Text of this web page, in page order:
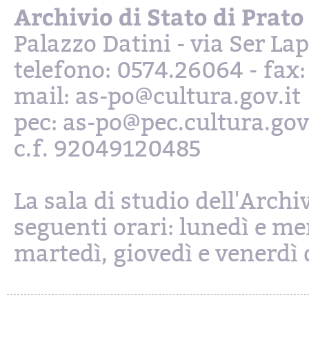
Archivio di Stato di Prato
Palazzo Datini - via Ser
telefono: 0574.26064 - fax:
mail: as-po@cultura.gov.it
pec: as-
c.f. 92049120485
La sala di studio
seguenti orari: lunedì e
martedì, giovedì e venerdì